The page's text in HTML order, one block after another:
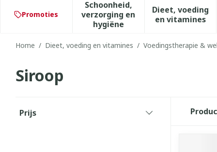
Promoties
Schoonheid,
verzorging en
hygiëne
Toon submenu voor
Dieet, voeding
en vitamines
Toon
Home / Dieet, voeding en vitamines / Voedingstherapie &
Siroop
Prijs